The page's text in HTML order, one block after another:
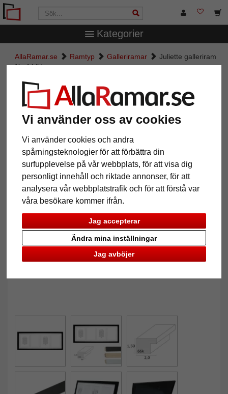
Vi använder oss av cookies
Vi använder cookies och andra
spårningsteknologier för att förbättra din
surfupplevelse på vår webbplats, för att visa dig
personligt innehåll och riktade annonser, för att
analysera vår webbplatstrafik och för att förstå var
våra besökare kommer ifrån.
Jag accepterar
Jag avböjer
Ändra mina inställningar
Kategorier
AllaRamar.se Ramtyp Galleriramar
Juliette galleriram
för 4 bilder
Juliette galleriram för 4 bilder
Tillbaka